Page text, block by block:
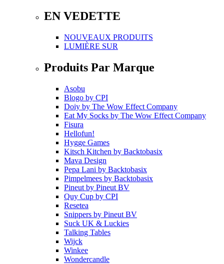
EN VEDETTE
NOUVEAUX PRODUITS
LUMIÈRE SUR
Produits Par Marque
Asobu
Blogo by CPI
Doiy by The Wow Effect Company
Eat My Socks by The Wow Effect Company
Fisura
Hellofun!
Hygge Games
Kitsch Kitchen by Backtobasix
Mava Design
Pepa Lani by Backtobasix
Pimpelmees by Backtobasix
Pineut by Pineut BV
Quy Cup by CPI
Resetea
Snippers by Pineut BV
Suck UK & Luckies
Talking Tables
Wijck
Winkee
Wondercandle